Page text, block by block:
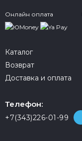
Онлайн оплата
Каталог
Возврат
Доставка и оплата
Телефон:
+7(343)226-01-99